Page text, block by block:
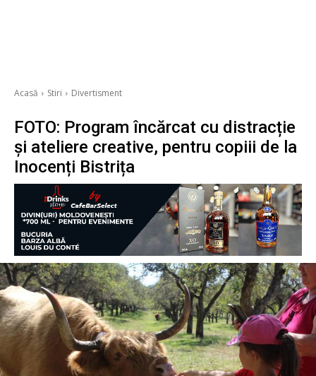
Acasă Stiri Divertisment
FOTO: Program încărcat cu distracție
și ateliere creative, pentru copiii de la
Inocenți Bistrița